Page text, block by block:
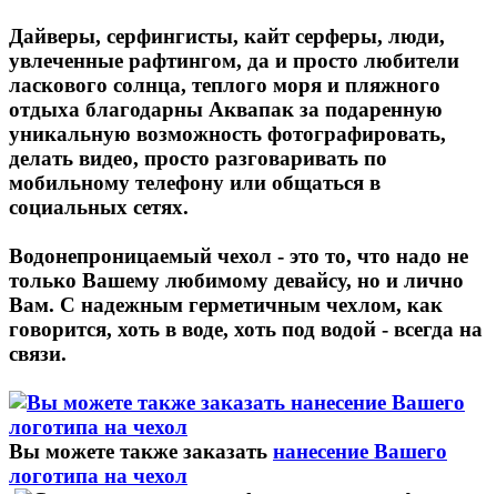
Дайверы, серфингисты, кайт серферы, люди,
увлеченные рафтингом, да и просто любители
ласкового солнца, теплого моря и пляжного
отдыха благодарны Аквапак за подаренную
уникальную возможность фотографировать,
делать видео, просто разговаривать по
мобильному телефону или общаться в
социальных сетях.
Водонепроницаемый чехол - это то, что надо не
только Вашему любимому девайсу, но и лично
Вам. С надежным герметичным чехлом, как
говорится, хоть в воде, хоть под водой - всегда на
связи.
Вы можете также заказать нанесение Вашего
логотипа на чехол